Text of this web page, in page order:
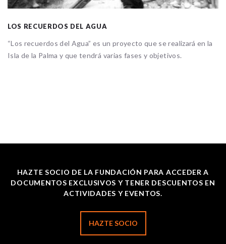
LOS RECUERDOS DEL AGUA
“Los recuerdos del Agua” es un proyecto que se realizará en la
Isla de la Palma y que tendrá varias fases y objetivos.
HAZTE SOCIO DE LA FUNDACIÓN PARA ACCEDER A
DOCUMENTOS EXCLUSIVOS Y TENER DESCUENTOS EN
ACTIVIDADES Y EVENTOS.
HAZTE SOCIO